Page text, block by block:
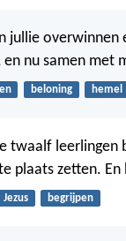
jullie
nu samen met
beloning hemel
twaalf leerlingen
plaats zetten.
Jezus begrijpen